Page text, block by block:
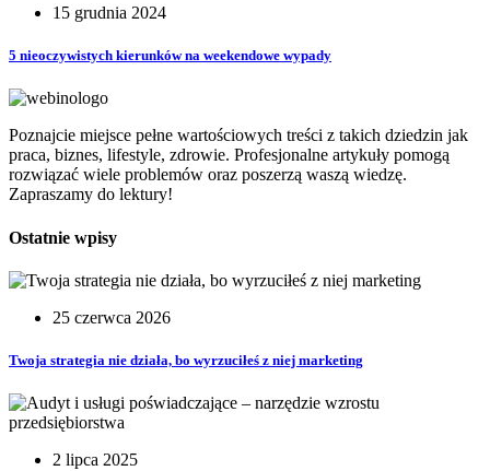
15 grudnia 2024
5 nieoczywistych kierunków na weekendowe wypady
Poznajcie miejsce pełne wartościowych treści z takich dziedzin jak
praca, biznes, lifestyle, zdrowie. Profesjonalne artykuły pomogą
rozwiązać wiele problemów oraz poszerzą waszą wiedzę.
Zapraszamy do lektury!
Ostatnie wpisy
25 czerwca 2026
Twoja strategia nie działa, bo wyrzuciłeś z niej marketing
2 lipca 2025